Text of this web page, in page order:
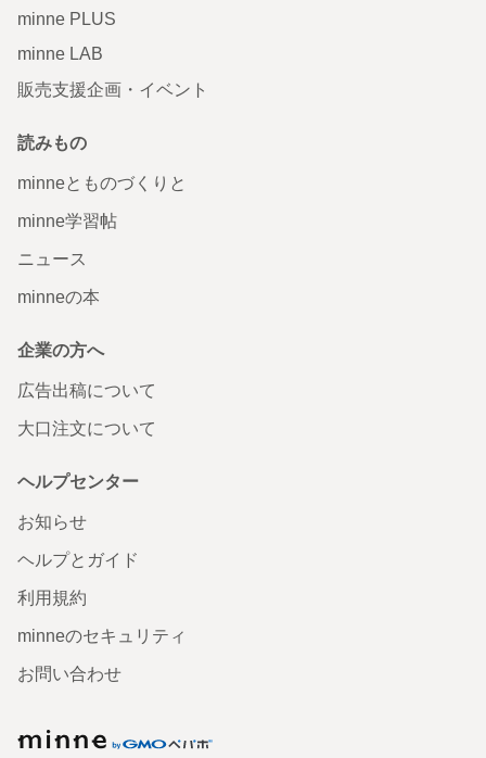
minne PLUS
minne LAB
販売支援企画・イベント
読みもの
minneとものづくりと
minne学習帖
ニュース
minneの本
企業の方へ
広告出稿について
大口注文について
ヘルプセンター
お知らせ
ヘルプとガイド
利用規約
minneのセキュリティ
お問い合わせ